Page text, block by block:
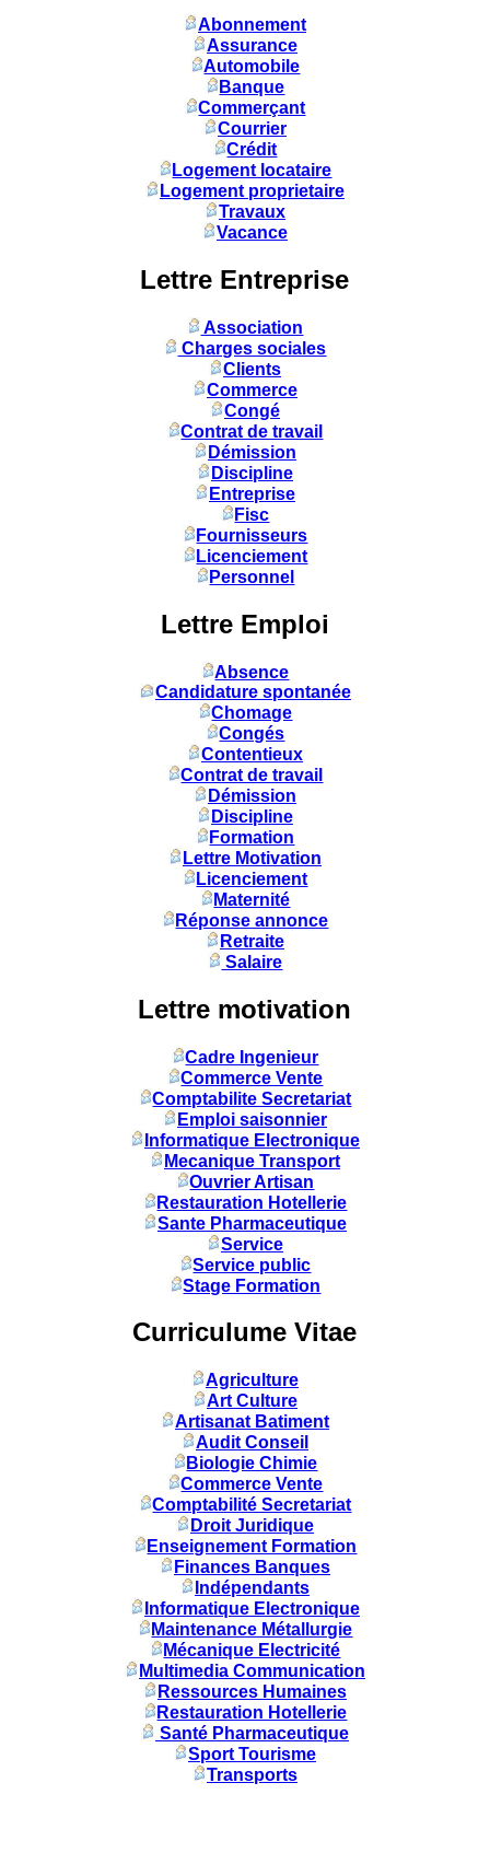
Abonnement
Assurance
Automobile
Banque
Commerçant
Courrier
Crédit
Logement locataire
Logement proprietaire
Travaux
Vacance
Lettre Entreprise
Association
Charges sociales
Clients
Commerce
Congé
Contrat de travail
Démission
Discipline
Entreprise
Fisc
Fournisseurs
Licenciement
Personnel
Lettre Emploi
Absence
Candidature spontanée
Chomage
Congés
Contentieux
Contrat de travail
Démission
Discipline
Formation
Lettre Motivation
Licenciement
Maternité
Réponse annonce
Retraite
Salaire
Lettre motivation
Cadre Ingenieur
Commerce Vente
Comptabilite Secretariat
Emploi saisonnier
Informatique Electronique
Mecanique Transport
Ouvrier Artisan
Restauration Hotellerie
Sante Pharmaceutique
Service
Service public
Stage Formation
Curriculume Vitae
Agriculture
Art Culture
Artisanat Batiment
Audit Conseil
Biologie Chimie
Commerce Vente
Comptabilité Secretariat
Droit Juridique
Enseignement Formation
Finances Banques
Indépendants
Informatique Electronique
Maintenance Métallurgie
Mécanique Electricité
Multimedia Communication
Ressources Humaines
Restauration Hotellerie
Santé Pharmaceutique
Sport Tourisme
Transports